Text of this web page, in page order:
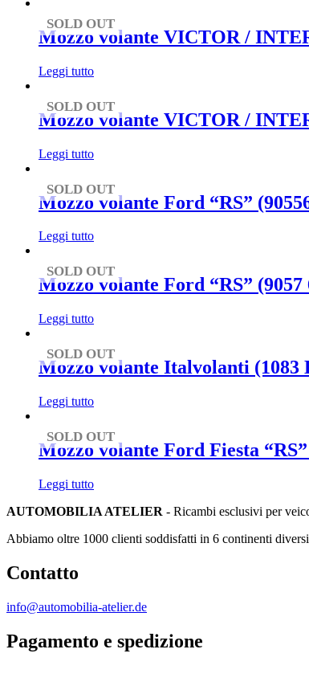
SOLD OUT
Mozzo volante VICTOR /
Leggi tutto
SOLD OUT
Mozzo volante VICTOR /
Leggi tutto
SOLD OUT
Mozzo volante Ford “RS”
Leggi tutto
SOLD OUT
Mozzo volante Ford “RS”
Leggi tutto
SOLD OUT
Mozzo volante Italvolanti (1083
Leggi tutto
SOLD OUT
Mozzo volante Ford Fiesta
Leggi tutto
AUTOMOBILIA ATELIER - Ricambi esclusivi per
Abbiamo oltre 1000 clienti soddisfatti in 6 continenti
Contatto
info@automobilia-atelier.de
Pagamento e spedizione